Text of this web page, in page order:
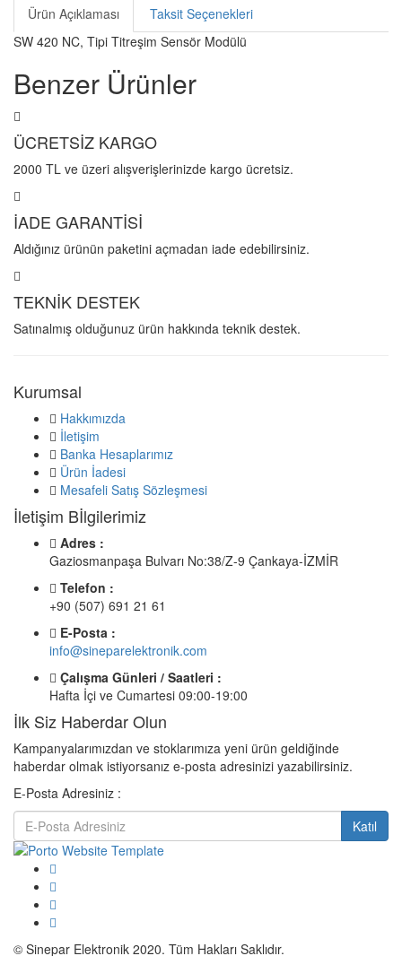
Ürün Açıklaması
Taksit Seçenekleri
SW 420 NC, Tipi Titreşim Sensör Modülü
Benzer Ürünler
ÜCRETSİZ KARGO
2000 TL ve üzeri alışverişlerinizde kargo ücretsiz.
İADE GARANTİSİ
Aldığınız ürünün paketini açmadan iade edebilirsiniz.
TEKNİK DESTEK
Satınalmış olduğunuz ürün hakkında teknik destek.
Kurumsal
Hakkımızda
İletişim
Banka Hesaplarımız
Ürün İadesi
Mesafeli Satış Sözleşmesi
İletişim Bİlgilerimiz
Adres :
Gaziosmanpaşa Bulvarı No:38/Z-9 Çankaya-İZMİR
Telefon :
+90 (507) 691 21 61
E-Posta :
info@sineparelektronik.com
Çalışma Günleri / Saatleri :
Hafta İçi ve Cumartesi 09:00-19:00
İlk Siz Haberdar Olun
Kampanyalarımızdan ve stoklarımıza yeni ürün geldiğinde
haberdar olmak istiyorsanız e-posta adresinizi yazabilirsiniz.
E-Posta Adresiniz :
Katıl
© Sinepar Elektronik 2020. Tüm Hakları Saklıdır.